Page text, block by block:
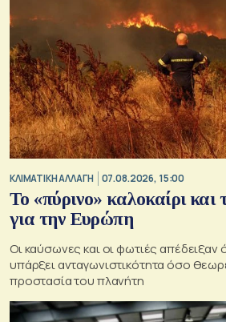
ΚΛΙΜΑΤΙΚΗ ΑΛΛΑΓΗ 07.08.2026, 15:00
Το «πύρινο» καλοκαίρι και
για την Ευρώπη
Οι καύσωνες και οι φωτιές απέδειξαν
υπάρξει ανταγωνιστικότητα όσο
προστασία του πλανήτη